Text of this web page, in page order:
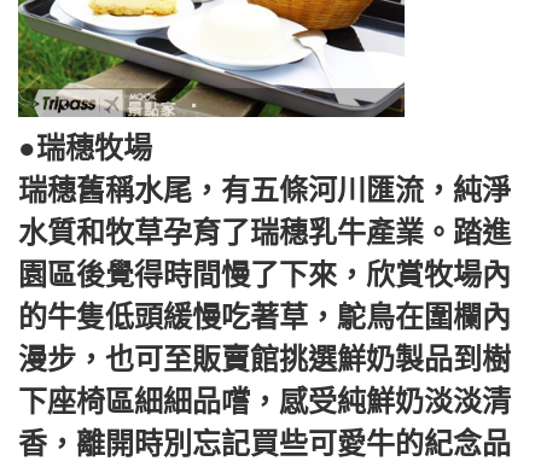
●瑞穗牧場
瑞穗舊稱水尾，有五條河川匯流，純淨
水質和牧草孕育了瑞穗乳牛產業。踏進
園區後覺得時間慢了下來，欣賞牧場內
的牛隻低頭緩慢吃著草，鴕鳥在圍欄內
漫步，也可至販賣館挑選鮮奶製品到樹
下座椅區細細品嚐，感受純鮮奶淡淡清
香，離開時別忘記買些可愛牛的紀念品